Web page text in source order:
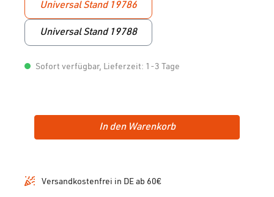
Universal Stand 19786
Universal Stand 19788
Sofort verfügbar, Lieferzeit: 1-3 Tage
In den Warenkorb
Versandkostenfrei in DE ab 60€